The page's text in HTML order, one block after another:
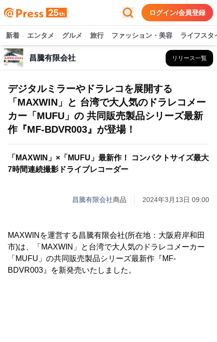
ログイン/会員登録
新着 エンタメ グルメ 旅行 ファッション・美容 ライフスタ
昌騰有限会社 リリース一覧
デジタルミラーやドラレコを展開する
「MAXWIN」と 台湾で大人気のドラレコメー
カー「MUFU」の 共同販売製品シリーズ最新
作『MF-BDVR003』が登場！
「MAXWIN」×「MUFU」最新作！ コンパクトサイズ最大
7時間連続撮影ドライブレコーダー
昌騰有限会社商品 2024年3月13日 09:00
MAXWINを運営する昌騰有限会社(所在地：大阪府岸和田
市)は、「MAXWIN」と台湾で大人気のドラレコメーカー
「MUFU」の共同販売製品シリーズ最新作『MF-
BDVR003』を新発売いたしました。